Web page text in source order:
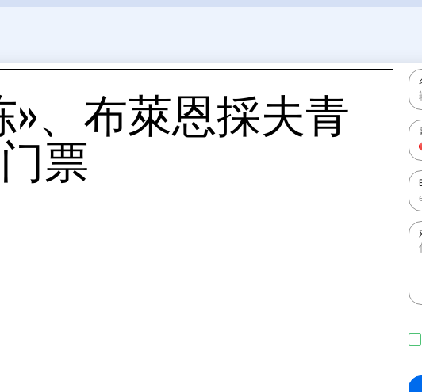
»、布萊恩採夫青
票